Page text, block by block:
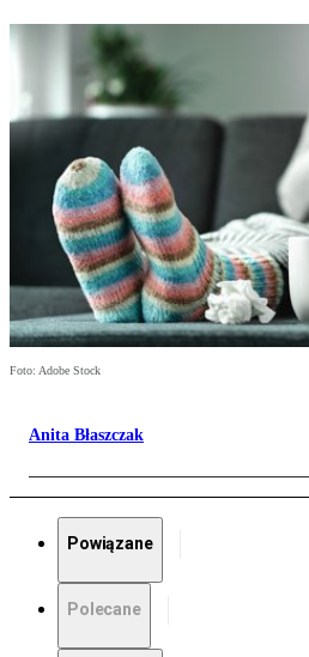
Foto: Adobe Stock
Anita Błaszczak
Powiązane
Polecane